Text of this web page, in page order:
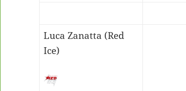
Luca Zanatta (Red
Ice)